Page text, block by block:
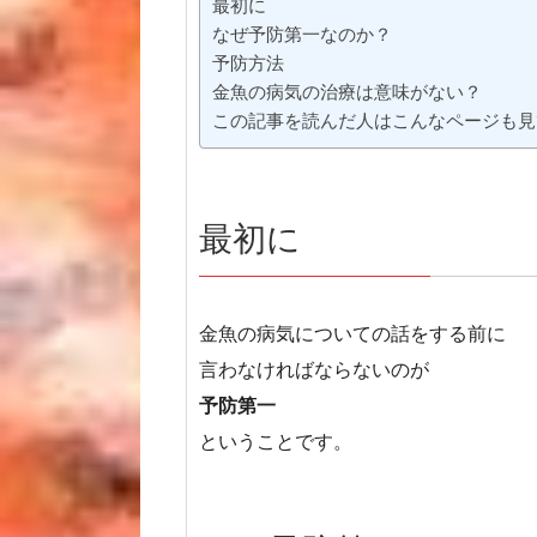
最初に
なぜ予防第一なのか？
予防方法
金魚の病気の治療は意味がない？
この記事を読んだ人はこんなページも
最初に
金魚の病気についての話をする前に
言わなければならないのが
予防第一
ということです。